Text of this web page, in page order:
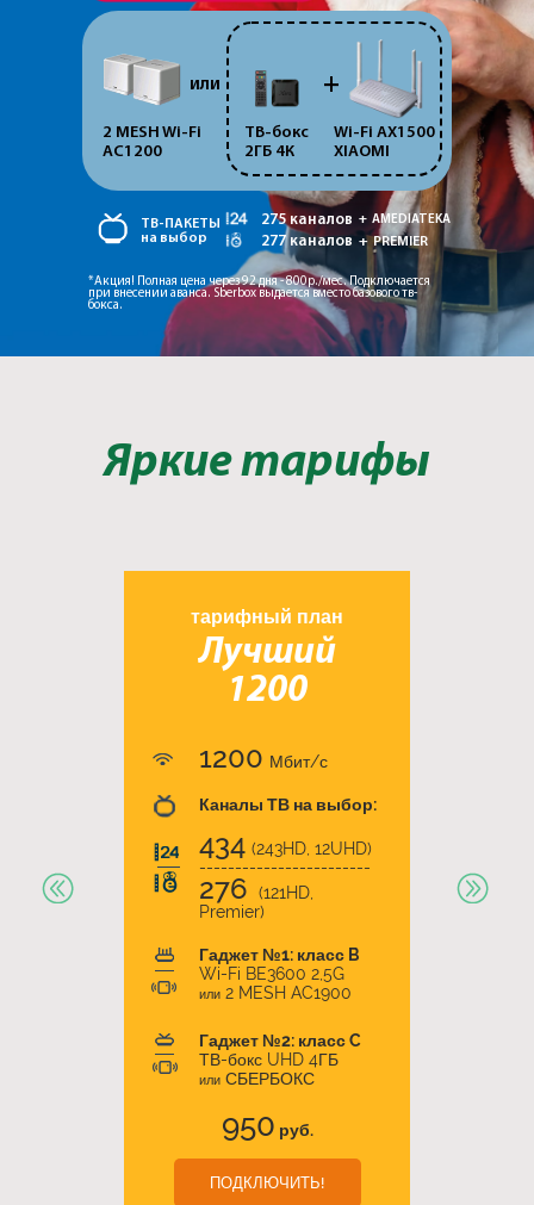
2 MESH Wi-Fi
AC1200
или
ТВ-бокс
2ГБ 4К
+
Wi-Fi AX1500
XIAOMI
ТВ-ПАКЕТЫ
на выбор
275 каналов + AMEDIATEKA
277 каналов + PREMIER
*Акция! Полная цена через 92 дня - 800р./мес. Подключается
при внесении аванса. Sberbox выдается вместо базового тв-
бокса.
Яркие тарифы
тарифный план
Лучший
1200
1200 Мбит/с
Каналы ТВ на выбор:
434 (243HD, 12UHD)
------------------------
276
(121HD,
Premier)
Гаджет №1: класс B
Wi-Fi BE3600 2,5G
или 2 MESH AC1900
Гаджет №2: класс C
ТВ-бокс UHD 4ГБ
или СБЕРБОКС
950 руб.
ПОДКЛЮЧИТЬ!